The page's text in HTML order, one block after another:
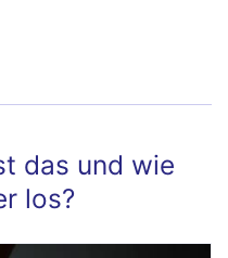
Symptome, Dauer
das und wie
los?